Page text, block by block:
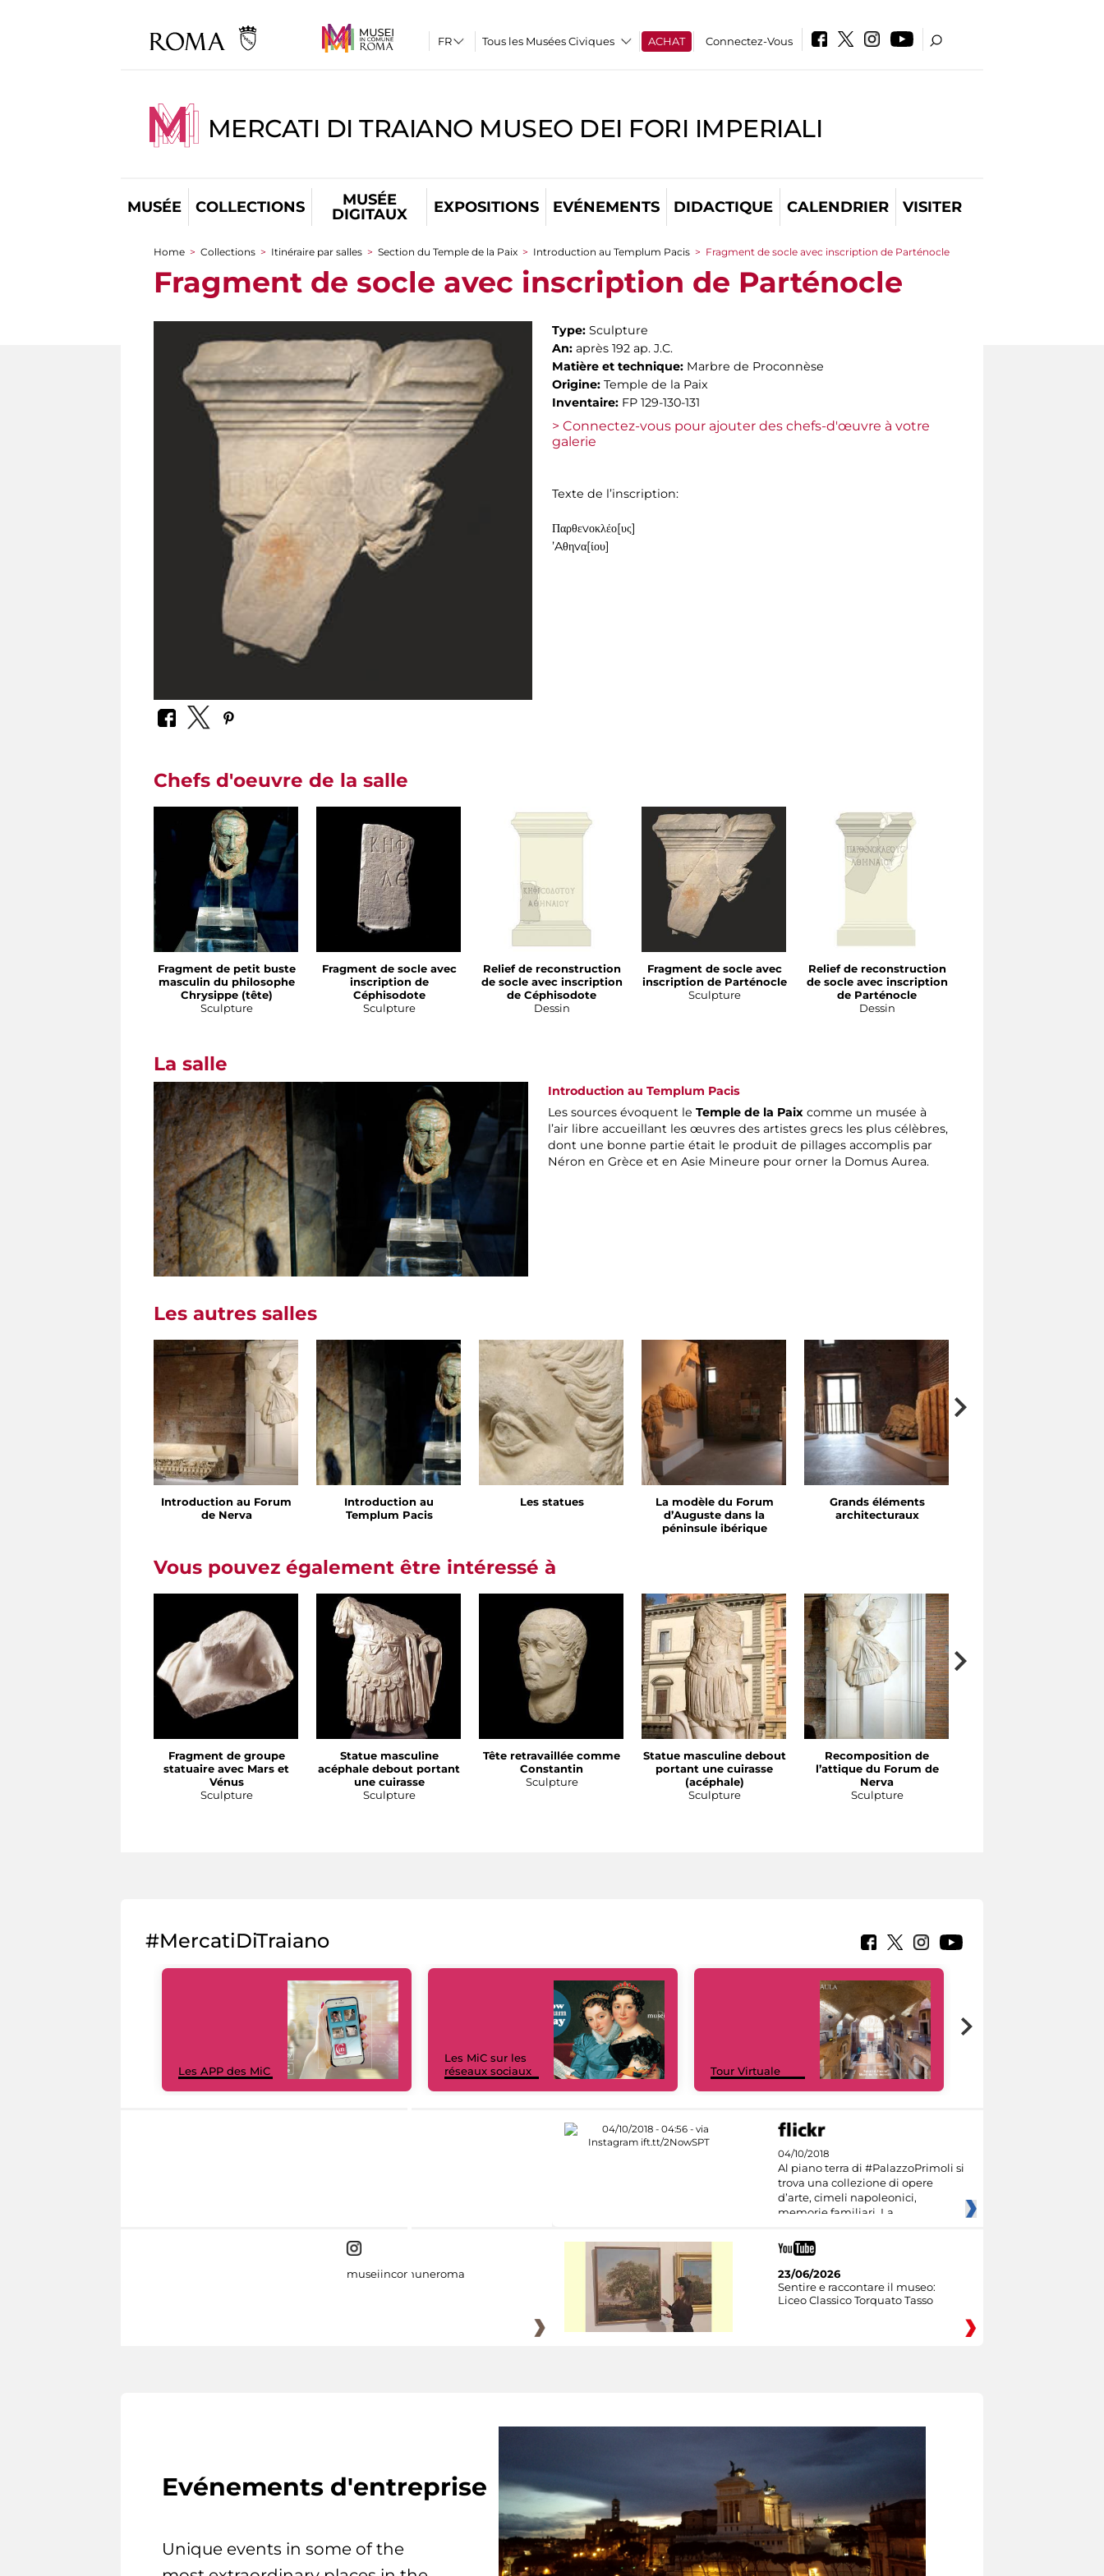
Tous les Musées Civiques ACHAT Connectez-Vous
MERCATI DI TRAIANO MUSEO DEI FORI IMPERIALI
MUSÉE COLLECTIONS
MUSÉE
DIGITAUX
EXPOSITIONS EVÉNEMENTS DIDACTIQUE CALENDRIER VISITER
You are here
Home > Collections > Itinéraire par salles > Section du Temple de la Paix > Introduction au Templum Pacis > Fragment de socle avec inscription de Parténocle
Fragment de socle avec inscription de Parténocle
Type: Sculpture
An: après 192 ap. J.C.
Matière et technique: Marbre de Proconnèse
Origine: Temple de la Paix
Inventaire: FP 129-130-131
> Connectez-vous pour ajouter des chefs-d'œuvre à votre
galerie
Texte de l’inscription:
Παρθεvοκλέο[υς]
’Aθηvα[ίου]
Chefs d'oeuvre de la salle
Fragment de petit buste
masculin du philosophe
Chrysippe (tête)
Sculpture
Fragment de socle avec
inscription de
Céphisodote
Sculpture
Relief de reconstruction
de socle avec inscription
de Céphisodote
Dessin
Fragment de socle avec
inscription de Parténocle
Sculpture
Relief de reconstruction
de socle avec inscription
de Parténocle
Dessin
La salle
Introduction au Templum Pacis
Les sources évoquent leTemple de la Paix comme un musée à
l’air libre accueillant les œuvres des artistes grecs les plus célèbres,
dont une bonne partie était le produit de pillages accomplis par
Néron en Grèce et en Asie Mineure pour orner la Domus Aurea.
Les autres salles
Introduction au Forum
de Nerva
Introduction au
Templum Pacis
Les statues
La modèle du Forum
d’Auguste dans la
péninsule ibérique
Grands éléments
architecturaux
Vous pouvez également être intéressé à
Fragment de groupe
statuaire avec Mars et
Vénus
Sculpture
Statue masculine
acéphale debout portant
une cuirasse
Sculpture
Tête retravaillée comme
Constantin
Sculpture
Statue masculine debout
portant une cuirasse
(acéphale)
Sculpture
Recomposition de
l’attique du Forum de
Nerva
Sculpture
#MercatiDiTraiano
Les APP des MiC
Les MiC sur les
réseaux sociaux
Tour Virtuale
04/10/2018
Al piano terra di #PalazzoPrimoli si
trova una collezione di opere
d’arte, cimeli napoleonici,
memorie familiari. La
museiincomuneroma
23/06/2026
Sentire e raccontare il museo:
Liceo Classico Torquato Tasso
Evénements d'entreprise
Unique events in some of the